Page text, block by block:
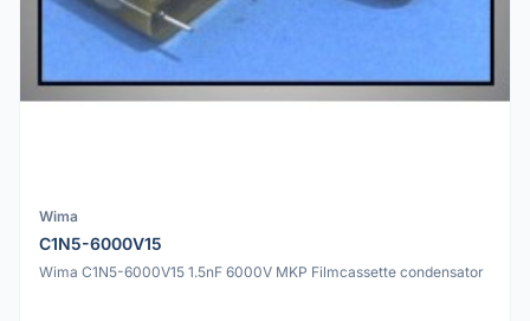
Wima
C1N5-6000V15
Wima C1N5-6000V15 1.5nF 6000V MKP Filmcassette condensator